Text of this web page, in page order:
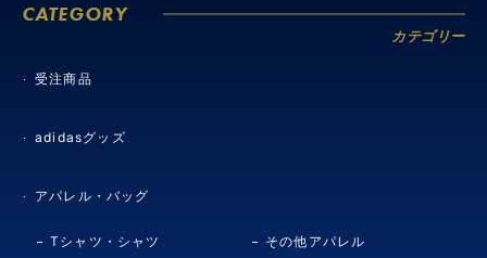
CATEGORY
カテゴリー
受注商品
adidasグッズ
アパレル・バッグ
Tシャツ・シャツ その他アパレル